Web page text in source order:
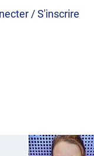
/ S'inscrire